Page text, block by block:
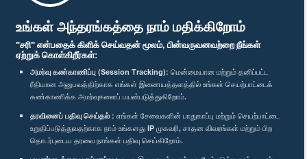
உங்கள் அந்தரங்கத்தை நாம் மதிக்கிறோம்
"சரி" என்பதைக் கிளிக் செய்வதன் மூலம், பின்வருவனவற்றை நீங்கள்
ஏற்றுக் கொள்கிறீர்கள்:
அமர்வு கண்காணிப்பு (Session Tracking): மென்மையான மற்றும் தனிப்பட்ட
ரீதியான அனுபவத்திற்காக எங்கள் இணையத்தளத்தில் உங்கள் செயற்பாட்டைக்
கண்காணிக்க அமர்வுகளைப் பயன்படுத்துகிறோம்.
தரவினைப் பதிவு செய்தல் : எங்கள் சேவைகளின் பாதுகாப்பு மற்றும் செயற்பாட்டை
உறுதிப்படுத்துவதற்காக நாம் உங்களது IP முகவரி, சாதன விவரங்கள் மற்றும் பிற
தொடர்புடைய தரவை நாங்கள் பதிவு செய்கிறோம்.
பாராளுமன்ற கையடக்க செயலி
எம்மை பின்தொடர்க :
விருதுகள்